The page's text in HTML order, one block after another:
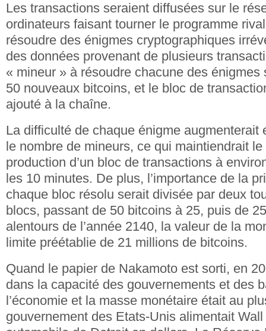
Les transactions seraient diffusées sur le
ordinateurs faisant tourner le programme
résoudre des énigmes cryptographiques
des données provenant de plusieurs
« mineur » à résoudre chacune des énigmes
50 nouveaux bitcoins, et le bloc de
ajouté à la chaîne.
La difficulté de chaque énigme augmenterait
le nombre de mineurs, ce qui maintiendrait
production d’un bloc de transactions à
les 10 minutes. De plus, l’importance de la
chaque bloc résolu serait divisée par deux
blocs, passant de 50 bitcoins à 25, puis de
alentours de l’année 2140, la valeur de la
limite préétablie de 21 millions de bitcoins.
Quand le papier de Nakamoto est sorti, en
dans la capacité des gouvernements et des
l’économie et la masse monétaire était au
gouvernement des Etats-Unis alimentait Wall